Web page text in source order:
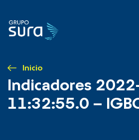
Inicio
Indicadores
11:32:55.0 –